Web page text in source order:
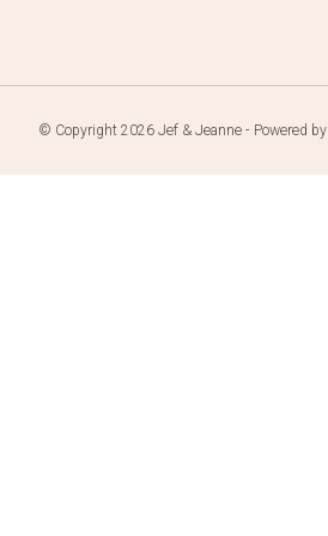
© Copyright 2026 Jef & Jeanne - Powered by